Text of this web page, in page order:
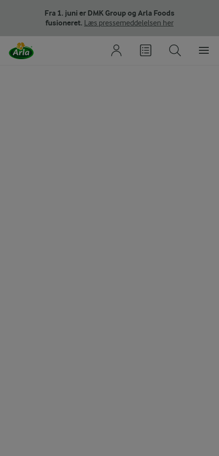
Fra 1. juni er DMK Group og Arla Foods
fusioneret. Læs pressemeddelelsen her